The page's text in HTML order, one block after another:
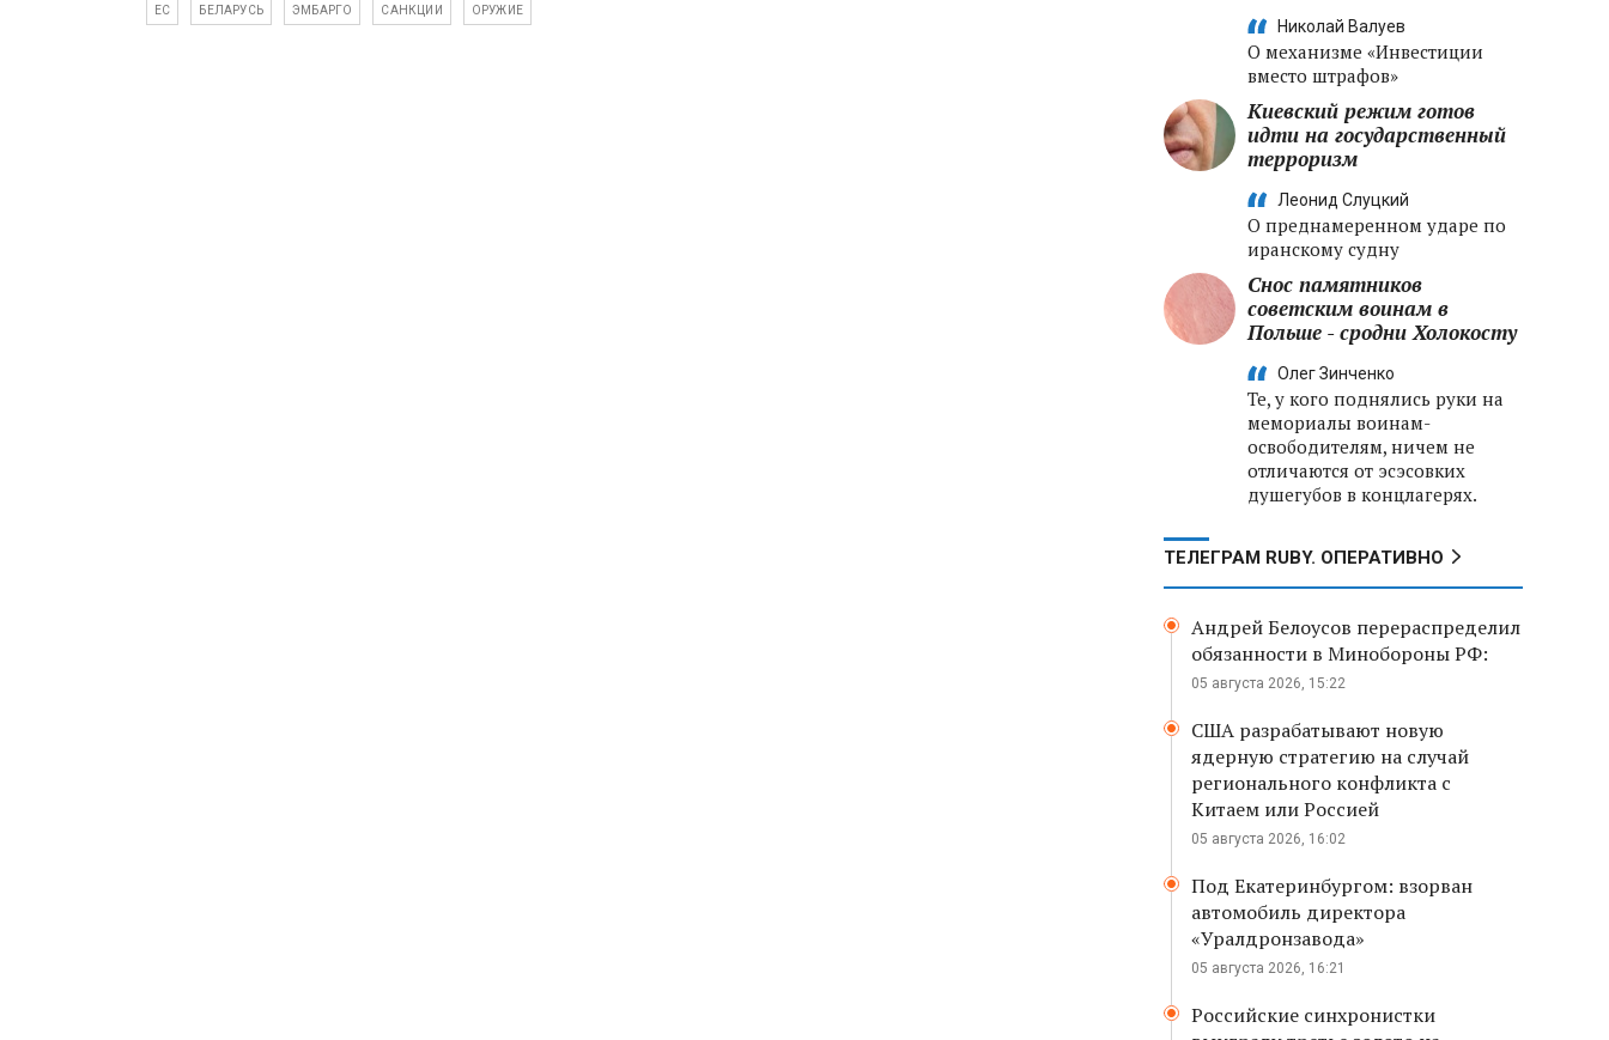
ЕС БЕЛАРУСЬ ЭМБАРГО САНКЦИИ ОРУЖИЕ
Николай Валуев
О механизме «Инвестиции
вместо штрафов»
Киевский режим готов
идти на государственный
терроризм
Леонид Слуцкий
О преднамеренном ударе по
иранскому судну
Снос памятников
советским воинам в
Польше - сродни Холокосту
Олег Зинченко
Те, у кого поднялись руки на
мемориалы воинам-
освободителям, ничем не
отличаются от эсэсовких
душегубов в концлагерях.
ТЕЛЕГРАМ RUBY. ОПЕРАТИВНО
Андрей Белоусов перераспределил
обязанности в Минобороны РФ:
05 августа 2026, 15:22
США разрабатывают новую
ядерную стратегию на случай
регионального конфликта с
Китаем или Россией
05 августа 2026, 16:02
Под Екатеринбургом: взорван
автомобиль директора
«Уралдронзавода»
05 августа 2026, 16:21
Российские синхронистки